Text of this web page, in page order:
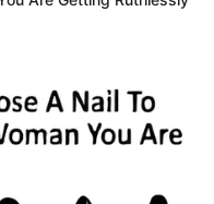
For This Powerful